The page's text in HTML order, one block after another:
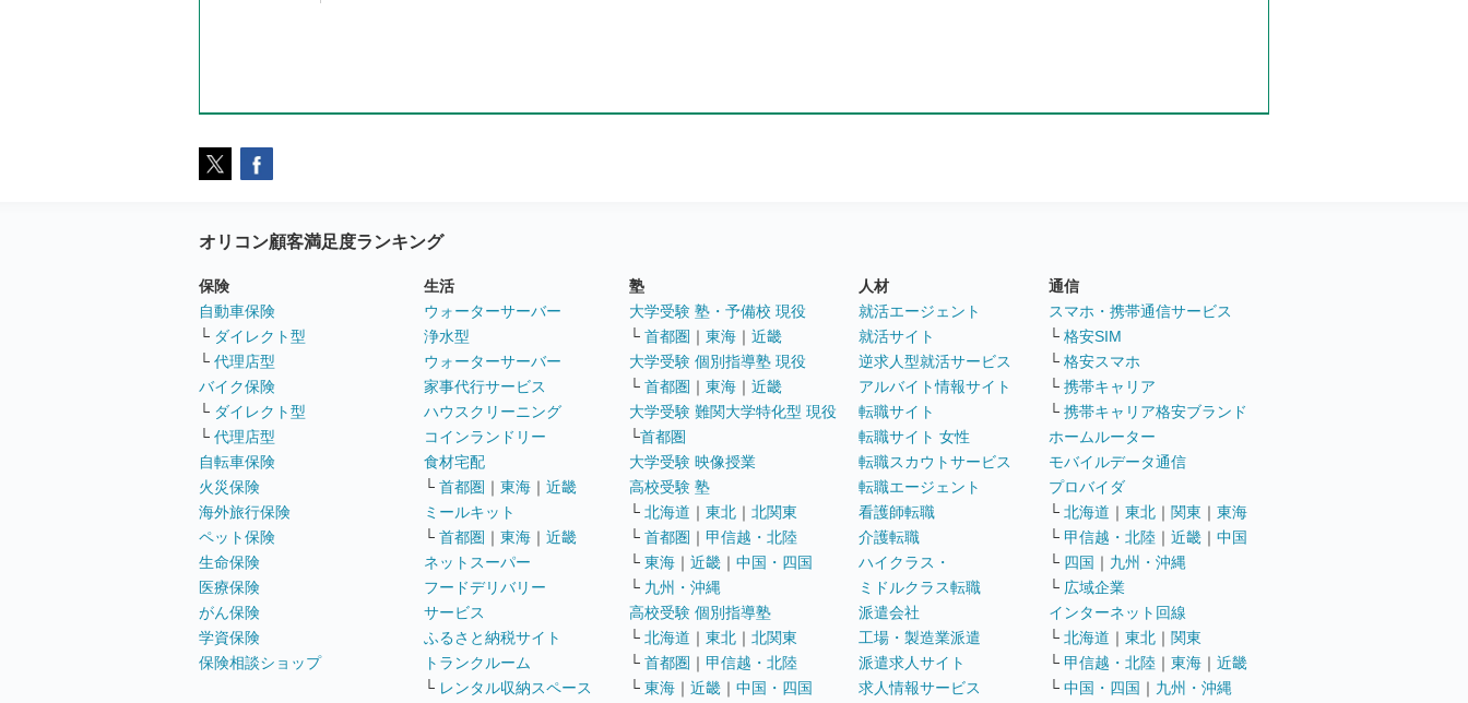
オリコン顧客満足度ランキング
保険
自動車保険
└ ダイレクト型
└ 代理店型
バイク保険
└ ダイレクト型
└ 代理店型
自転車保険
火災保険
海外旅行保険
ペット保険
生命保険
医療保険
がん保険
学資保険
保険相談ショップ
生活
ウォーターサーバー
浄水型
ウォーターサーバー
家事代行サービス
ハウスクリーニング
コインランドリー
食材宅配
└ 首都圏 ｜ 東海 ｜ 近畿
ミールキット
└ 首都圏 ｜ 東海 ｜ 近畿
ネットスーパー
フードデリバリー
サービス
ふるさと納税サイト
トランクルーム
└ レンタル収納スペース
塾
大学受験 塾・予備校 現役
└ 首都圏 ｜ 東海 ｜ 近畿
大学受験 個別指導塾 現役
└ 首都圏 ｜ 東海 ｜ 近畿
大学受験 難関大学特化型 現役
└首都圏
大学受験 映像授業
高校受験 塾
└ 北海道 ｜ 東北 ｜ 北関東
└ 首都圏 ｜ 甲信越・北陸
└ 東海 ｜ 近畿 ｜ 中国・四国
└ 九州・沖縄
高校受験 個別指導塾
└ 北海道 ｜ 東北 ｜ 北関東
└ 首都圏 ｜ 甲信越・北陸
└ 東海 ｜ 近畿 ｜ 中国・四国
人材
就活エージェント
就活サイト
逆求人型就活サービス
アルバイト情報サイト
転職サイト
転職サイト 女性
転職スカウトサービス
転職エージェント
看護師転職
介護転職
ハイクラス・
ミドルクラス転職
派遣会社
工場・製造業派遣
派遣求人サイト
求人情報サービス
通信
スマホ・携帯通信サービス
└ 格安SIM
└ 格安スマホ
└ 携帯キャリア
└ 携帯キャリア格安ブランド
ホームルーター
モバイルデータ通信
プロバイダ
└ 北海道 ｜ 東北 ｜ 関東 ｜ 東海
└ 甲信越・北陸 ｜ 近畿 ｜ 中国
└ 四国 ｜ 九州・沖縄
└ 広域企業
インターネット回線
└ 北海道 ｜ 東北 ｜ 関東
└ 甲信越・北陸 ｜ 東海 ｜ 近畿
└ 中国・四国 ｜ 九州・沖縄